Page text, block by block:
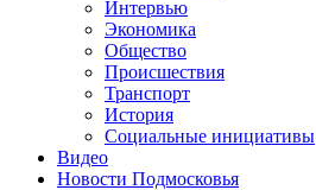
Интервью
Экономика
Общество
Происшествия
Транспорт
История
Социальные инициативы
Видео
Новости Подмосковья